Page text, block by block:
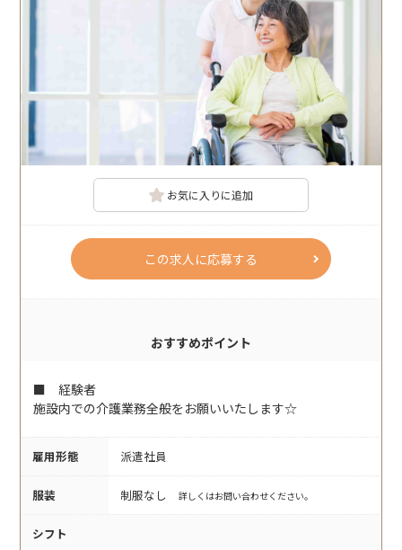
お気に入りに追加
この求人に応募する
おすすめポイント
■ 経験者
施設内での介護業務全般をお願いいたします☆
雇用形態 派遣社員
服装 制服なし 詳しくはお問い合わせください。
シフト